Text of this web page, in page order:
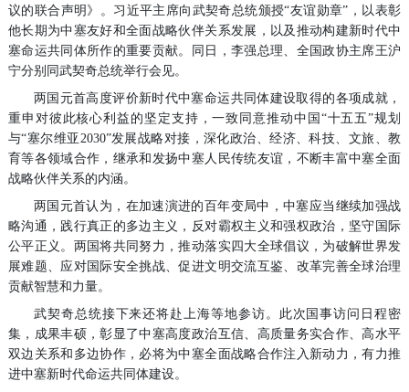
议的联合声明》。习近平主席向武契奇总统颁授“友谊勋章”，以表彰
他长期为中塞友好和全面战略伙伴关系发展，以及推动构建新时代中
塞命运共同体所作的重要贡献。同日，李强总理、全国政协主席王沪
宁分别同武契奇总统举行会见。
两国元首高度评价新时代中塞命运共同体建设取得的各项成就，
重申对彼此核心利益的坚定支持，一致同意推动中国“十五五”规划
与“塞尔维亚2030”发展战略对接，深化政治、经济、科技、文旅、教
育等各领域合作，继承和发扬中塞人民传统友谊，不断丰富中塞全面
战略伙伴关系的内涵。
两国元首认为，在加速演进的百年变局中，中塞应当继续加强战
略沟通，践行真正的多边主义，反对霸权主义和强权政治，坚守国际
公平正义。两国将共同努力，推动落实四大全球倡议，为破解世界发
展难题、应对国际安全挑战、促进文明交流互鉴、改革完善全球治理
贡献智慧和力量。
武契奇总统接下来还将赴上海等地参访。此次国事访问日程密
集，成果丰硕，彰显了中塞高度政治互信、高质量务实合作、高水平
双边关系和多边协作，必将为中塞全面战略合作注入新动力，有力推
进中塞新时代命运共同体建设。